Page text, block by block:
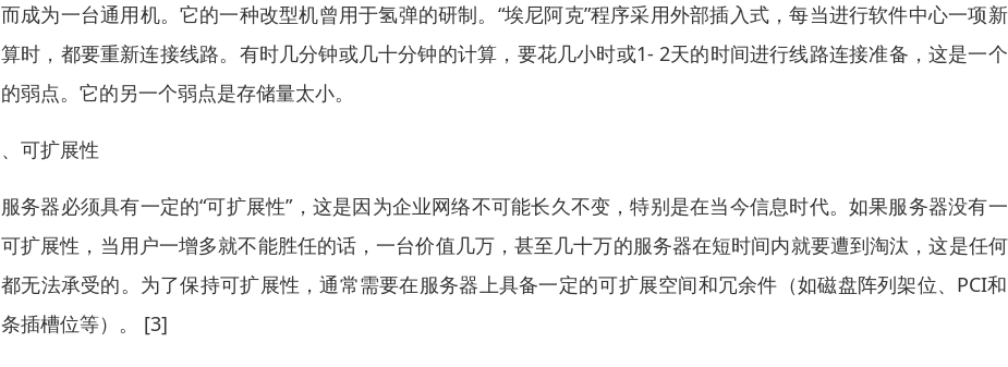
而成为一台通用机。它的一种改型机曾用于氢弹的研制。“埃尼阿克”程序采用外部插入式，每当进行软件中心一项
算时，都要重新连接线路。有时几分钟或几十分钟的计算，要花几小时或1- 2天的时间进行线路连接准备，这是一
的弱点。它的另一个弱点是存储量太小。
、可扩展性
服务器必须具有一定的“可扩展性”，这是因为企业网络不可能长久不变，特别是在当今信息时代。如果服务器没有
可扩展性，当用户一增多就不能胜任的话，一台价值几万，甚至几十万的服务器在短时间内就要遭到淘汰，这是任
都无法承受的。为了保持可扩展性，通常需要在服务器上具备一定的可扩展空间和冗余件（如磁盘阵列架位、PCI
条插槽位等）。 [3]